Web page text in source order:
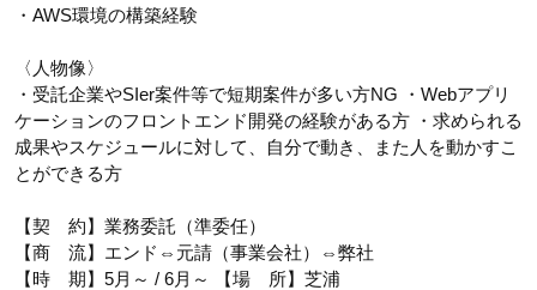
・AWS環境の構築経験
〈人物像〉
・受託企業やSIer案件等で短期案件が多い方NG ・Webアプリ
ケーションのフロントエンド開発の経験がある方 ・求められる
成果やスケジュールに対して、自分で動き、また人を動かすこ
とができる方
【契 約】業務委託（準委任）
【商 流】エンド⇔元請（事業会社）⇔弊社
【時 期】5月～ / 6月～ 【場 所】芝浦